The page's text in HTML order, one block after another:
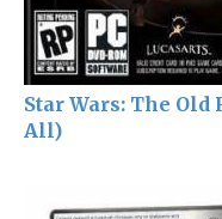
Star Wars: The Old
All)